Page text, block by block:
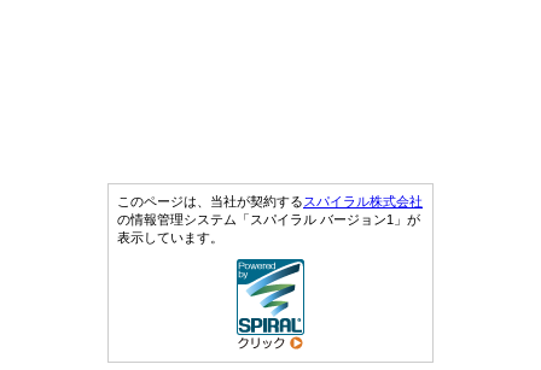
このページは、当社が契約するスパイラル株式会社
の情報管理システム「スパイラル バージョン1」が
表示しています。